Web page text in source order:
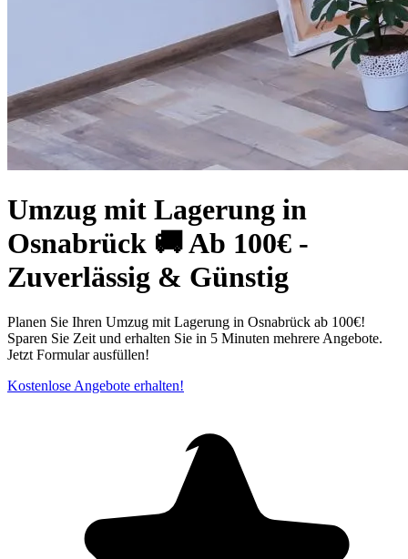
Umzug mit Lagerung in
Osnabrück⁠ 🚚 Ab 100€ -
Zuverlässig & Günstig
Planen Sie Ihren Umzug mit Lagerung in Osnabrück⁠ ab 100€!
Sparen Sie Zeit und erhalten Sie in 5 Minuten mehrere Angebote.
Jetzt Formular ausfüllen!
Kostenlose Angebote erhalten!